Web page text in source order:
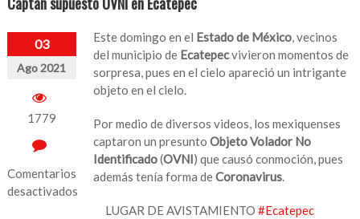
03
Ago 2021
1779
Comentarios
desactivados
Este domingo en el Estado de México , vecinos
del municipio de Ecatepecvivieron momentos de
sorpresa, pues en el cielo apareció un intrigante
objeto en el cielo.
Por medio de diversos videos, los mexiquenses
captaron un presuntoObjeto Volador No
Identificado(OVNI) que causó conmoción, pues
además tenía forma deCoronavirus
LUGAR DE AVISTAMIENTO#Ecatepec